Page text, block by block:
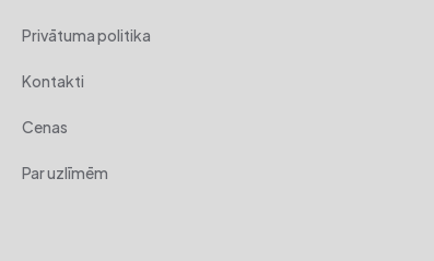
Privātuma politika
Kontakti
Cenas
Par uzlīmēm